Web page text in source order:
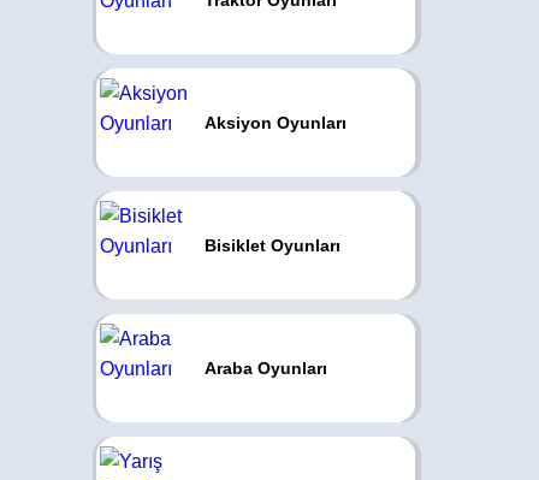
Aksiyon Oyunları
Bisiklet Oyunları
Araba Oyunları